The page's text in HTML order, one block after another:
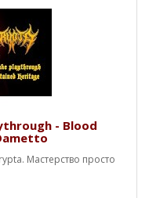
- Blood
Мастерство просто